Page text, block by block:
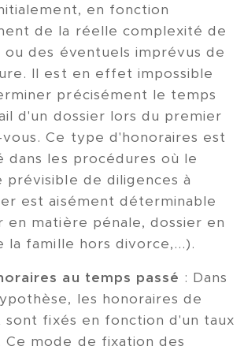
en fonction
de la réelle complexité de
ou des éventuels imprévus de
Il est en effet impossible
précisément le temps
d'un dossier lors du premier
Ce type d'honoraires est
dans les procédures où le
prévisible de diligences à
est aisément déterminable
en matière pénale, dossier en
la famille hors divorce,...).
au temps passé : Dans
les honoraires de
sont fixés en fonction d'un taux
Ce mode de fixation des